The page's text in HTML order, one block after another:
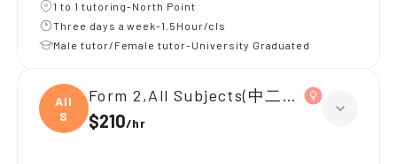
1 to 1 tutoring-North Point
Three days a week-1.5Hour/cls
Male tutor/Female tutor-University Graduated
All
S
Form 2,All Subjects(中二全科)|Form
$210/hr